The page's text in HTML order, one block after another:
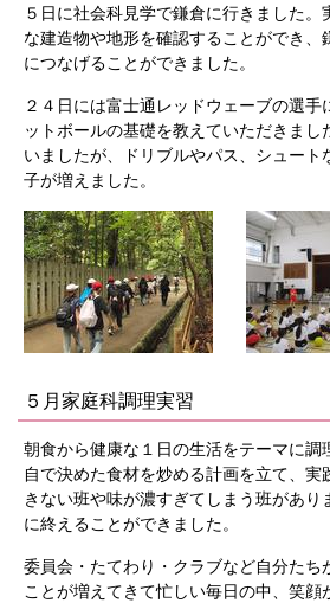
５日に社会科見学で鎌倉に行きました。
な建造物や地形を確認することができ、
につなげることができました。
２４日には富士通レッドウェーブの選手
ットボールの基礎を教えていただきまし
いましたが、ドリブルやパス、シュート
子が増えました。
５月家庭科調理実習
朝食から健康な１日の生活をテーマに調
自で決めた食材を炒める計画を立て、実
きない班や味が濃すぎてしまう班があり
に終えることができました。
委員会・たてわり・クラブなど自分たち
ことが増えてきて忙しい毎日の中、笑顔